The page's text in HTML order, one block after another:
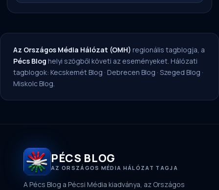
Az Országos Média Hálózat (OMH) regionális tagblogja, a
Pécs Blog helyi szögből követi az eseményeket. Hálózati
tagblogok: Kecskemét Blog · Debrecen Blog · Szeged Blog ·
Miskolc Blog.
PÉCS BLOG
AZ ORSZÁGOS MÉDIA HÁLÓZAT TAGJA
A Pécs Blog a Pécsi Média kiadványa, az Országos